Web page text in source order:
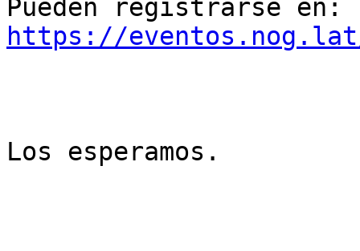
https://
Los esperamos.